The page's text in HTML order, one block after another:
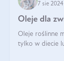
7 sie 2024
Oleje dla
Oleje roślinne
tylko w diecie